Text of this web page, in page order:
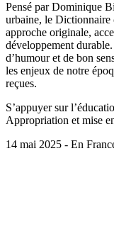
Pensé par Dominique
urbaine, le Dictionnaire
approche originale,
développement
d’humour et de bon
les enjeux de notre
reçues.
S’appuyer sur
Appropriation et mise
14 mai 2025 - En